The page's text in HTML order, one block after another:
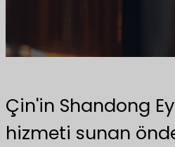
Çin'in Shandong
hizmeti sunan